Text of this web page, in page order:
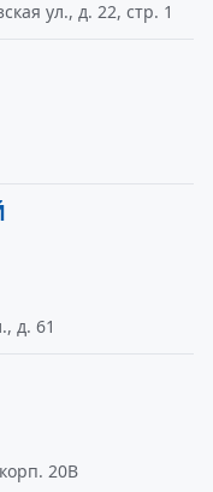
ул., д. 22, стр. 1
д. 61
20В